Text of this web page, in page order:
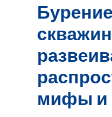
Бурение
мифы и